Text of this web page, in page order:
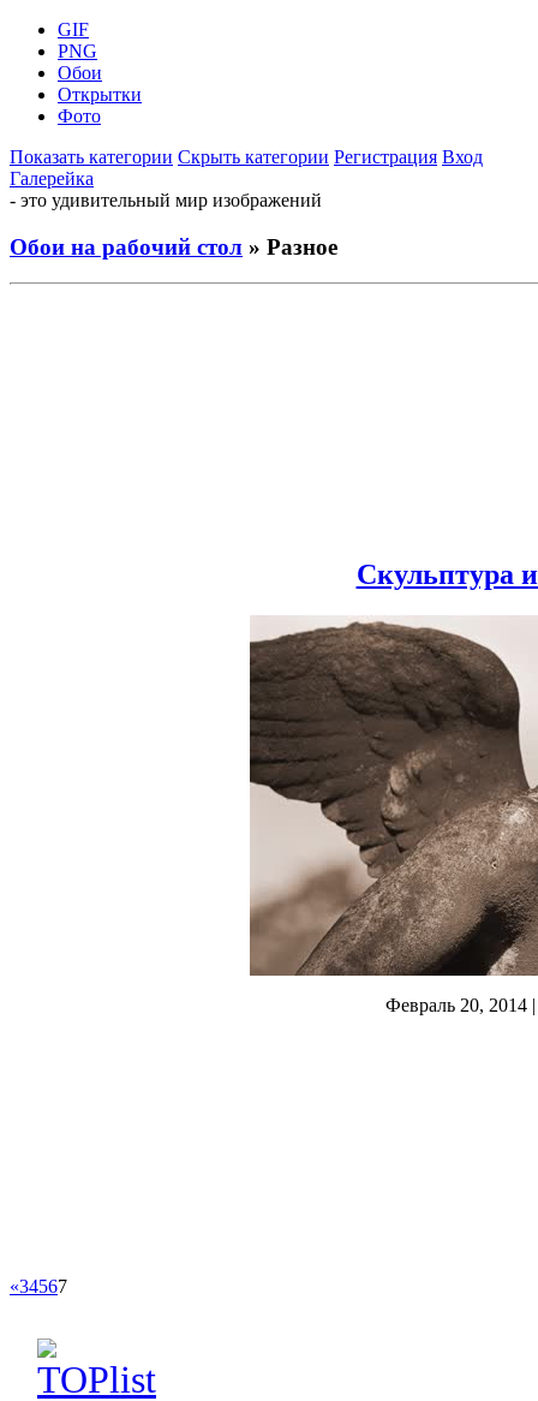
GIF
PNG
Обои
Открытки
Фото
Показать категории Скрыть категории Регистрация Вход
Галерейка
- это удивительный мир изображений
Обои на рабочий стол » Разное
Скульптура
Февраль 20, 2014
«34567